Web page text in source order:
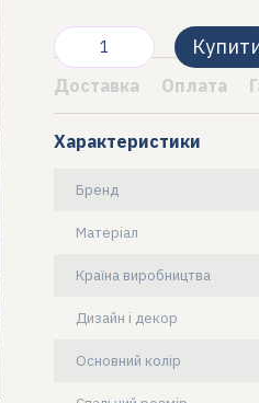
Доставка Оплата
Характеристики
Бренд
Матеріал
Країна виробництва
Дизайн і декор
Основний колір